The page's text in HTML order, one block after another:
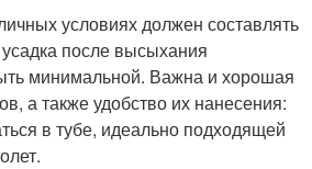
условиях должен составлять
после высыхания
минимальной. Важна и хорошая
а также удобство их нанесения:
в тубе, идеально подходящей